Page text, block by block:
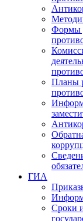
Формы
Планы
ГИА
Сроки